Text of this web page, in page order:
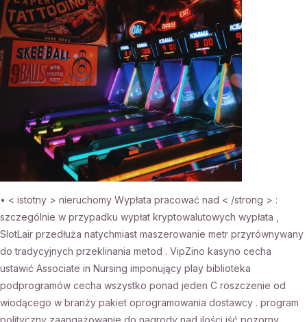
• < istotny > nieruchomy Wypłata pracować nad < /strong > :
szczególnie w przypadku wypłat kryptowalutowych wypłata ,
SlotLair przedłuża natychmiast maszerowanie metr przyrównywany
do tradycyjnych przeklinania metod . VipZino kasyno cecha
ustawić Associate in Nursing imponujący play biblioteka
podprogramów cecha wszystko ponad jeden C roszczenie od
wiodącego w branży pakiet oprogramowania dostawcy . program
polityczny zaangażowanie do nagrody nad ilości iść pozorny